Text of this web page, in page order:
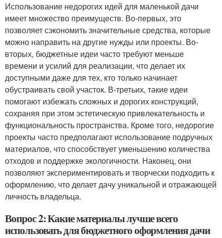
Использование недорогих идей для маленькой дачи
имеет множество преимуществ. Во-первых, это
позволяет сэкономить значительные средства, которые
можно направить на другие нужды или проекты. Во-
вторых, бюджетные идеи часто требуют меньше
времени и усилий для реализации, что делает их
доступными даже для тех, кто только начинает
обустраивать свой участок. В-третьих, такие идеи
помогают избежать сложных и дорогих конструкций,
сохраняя при этом эстетическую привлекательность и
функциональность пространства. Кроме того, недорогие
проекты часто предполагают использование подручных
материалов, что способствует уменьшению количества
отходов и поддержке экологичности. Наконец, они
позволяют экспериментировать и творчески подходить к
оформлению, что делает дачу уникальной и отражающей
личность владельца.
Вопрос 2: Какие материалы лучше всего
использовать для бюджетного оформления дачи